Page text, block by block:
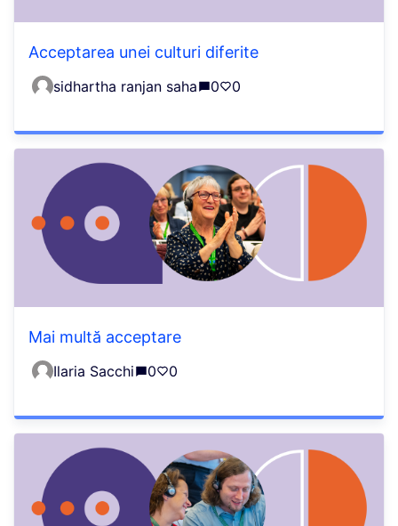
Acceptarea unei culturi diferite
sidhartha ranjan saha 0 0
Mai multă acceptare
Ilaria Sacchi 0 0